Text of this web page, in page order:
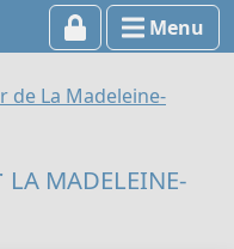
Menu
de La Madeleine-
LA MADELEINE-